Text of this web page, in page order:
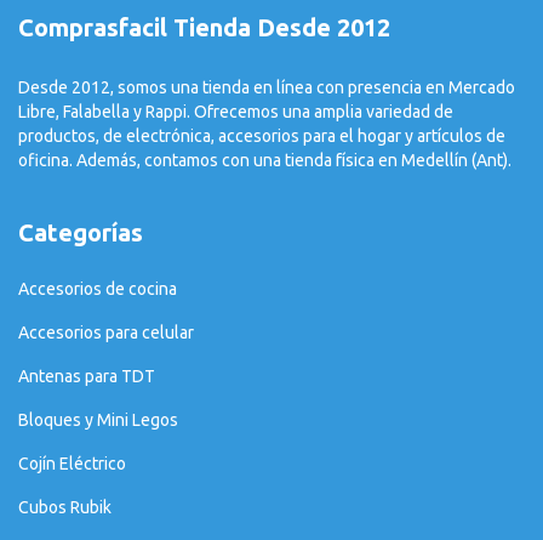
Comprasfacil Tienda Desde 2012
Desde 2012, somos una tienda en línea con presencia en Mercado
Libre, Falabella y Rappi. Ofrecemos una amplia variedad de
productos, de electrónica, accesorios para el hogar y artículos de
oficina. Además, contamos con una tienda física en Medellín (Ant).
Categorías
Accesorios de cocina
Accesorios para celular
Antenas para TDT
Bloques y Mini Legos
Cojín Eléctrico
Cubos Rubik